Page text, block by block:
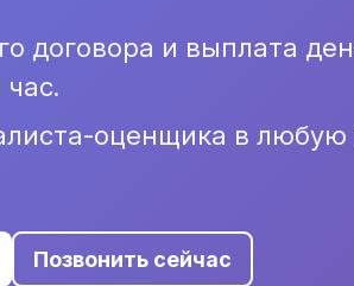
договора и выплата
оценщика в любую
Позвонить сейчас